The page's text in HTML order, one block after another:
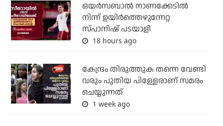
ഒയര്‍സബാൽ നാണക്കേടിൽ
നിന്ന് ഉയിർത്തെഴുന്നേറ്റ
സ്പാനിഷ് പടയാളി
18 hours ago
കേന്ദ്രം തിരുത്തുക തന്നെ വേണ്ടി
വരും പുതിയ പിള്ളേരാണ് സമരം
ചെയ്യുന്നത്
1 week ago